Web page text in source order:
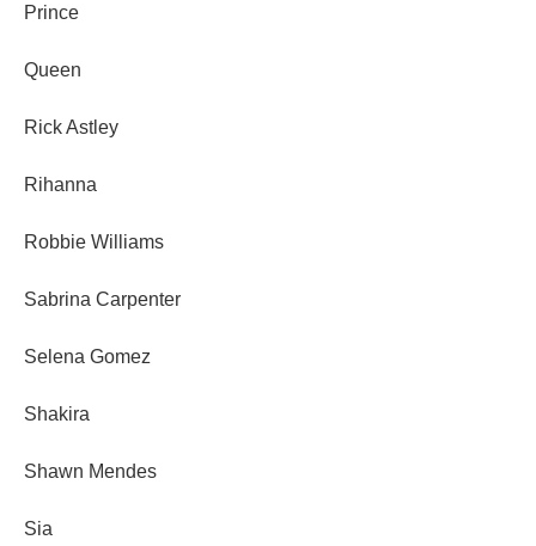
Prince
Queen
Rick Astley
Rihanna
Robbie Williams
Sabrina Carpenter
Selena Gomez
Shakira
Shawn Mendes
Sia